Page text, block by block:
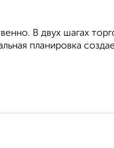
В двух шагах
планировка